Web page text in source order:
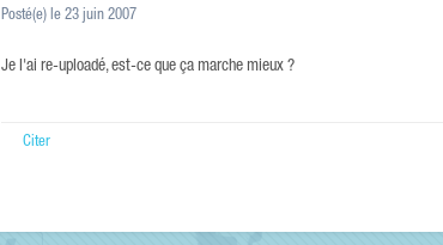
Posté(e) le 23 juin 2007
Je l'ai re-uploadé, est-ce que ça marche mieux ?
Citer